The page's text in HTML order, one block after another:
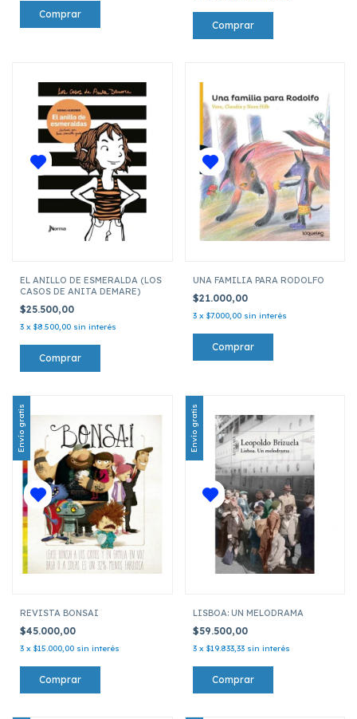
EL ANILLO DE ESMERALDA (LOS
CASOS DE ANITA DEMARE)
$25.500,00
3 x $8.500,00 sin interés
UNA FAMILIA PARA RODOLFO
$21.000,00
3 x $7.000,00 sin interés
Envío gratis
REVISTA BONSAI
$45.000,00
3 x $15.000,00 sin interés
Envío gratis
LISBOA: UN MELODRAMA
$59.500,00
3 x $19.833,33 sin interés